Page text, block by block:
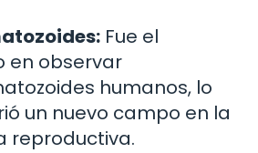
Fue el
en observar
humanos, lo
un nuevo campo en la
reproductiva.